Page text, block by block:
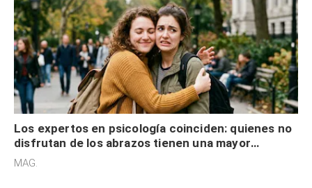
Los expertos en psicología coinciden: quienes no
disfrutan de los abrazos tienen una mayor
sensibilidad a los estímulos físicos y no es por
MAG.